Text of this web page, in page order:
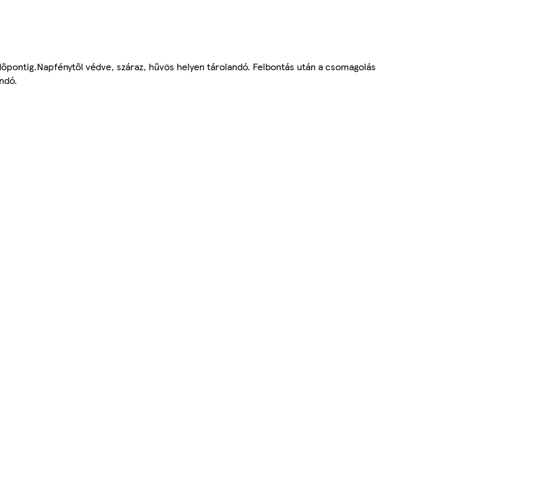
védve, száraz, hűvös helyen tárolandó. Felbontás után a csomagolás